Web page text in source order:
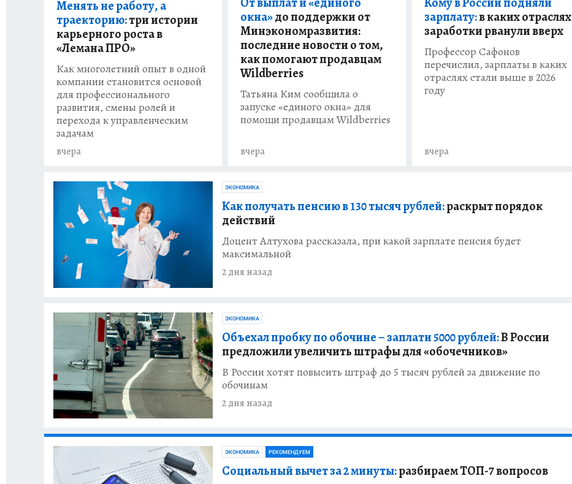
Менять не работу, а
траекторию:три истории
карьерного роста в
«Лемана ПРО»
Как многолетний опыт в одной
компании становится основой
для профессионального
развития, смены ролей и
перехода к управленческим
задачам
вчера
окна»до поддержки от
Минэкономразвития:
последние новости о том,
как помогают продавцам
Wildberries
Татьяна Ким сообщила о
запуске «единого окна» для
помощи продавцам Wildberries
вчера
зарплату:в каких отраслях
заработки рванули вверх
Профессор Сафонов
перечислил, зарплаты в каких
отраслях стали выше в 2026
году
вчера
ЭКОНОМИКА
Как получать пенсию в 130 тысяч рублей:раскрыт порядок
действий
Доцент Алтухова рассказала, при какой зарплате пенсия будет
максимальной
2 дня назад
ЭКОНОМИКА
Объехал пробку по обочине – заплати 5000 рублей:В России
предложили увеличить штрафы для «обочечников»
В России хотят повысить штраф до 5 тысяч рублей за движение по
обочинам
2 дня назад
ЭКОНОМИКА РЕКОМЕНДУЕМ
Социальный вычет за 2 минуты:разбираем ТОП-7 вопросов